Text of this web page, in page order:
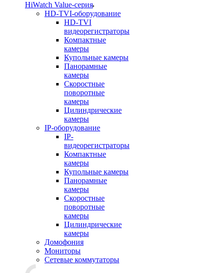
HiWatch Value-серия
HD-TVI-оборудование
HD-TVI
видеорегистраторы
Компактные
камеры
Купольные камеры
Панорамные
камеры
Скоростные
поворотные
камеры
Цилиндрические
камеры
IP-оборудование
IP-
видеорегистраторы
Компактные
камеры
Купольные камеры
Панорамные
камеры
Скоростные
поворотные
камеры
Цилиндрические
камеры
Домофония
Мониторы
Сетевые коммутаторы